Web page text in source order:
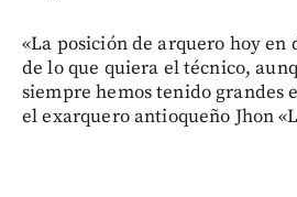
«La posición de arquero hoy en
de lo que quiera el técnico,
siempre hemos tenido grandes
el exarquero antioqueño Jhon